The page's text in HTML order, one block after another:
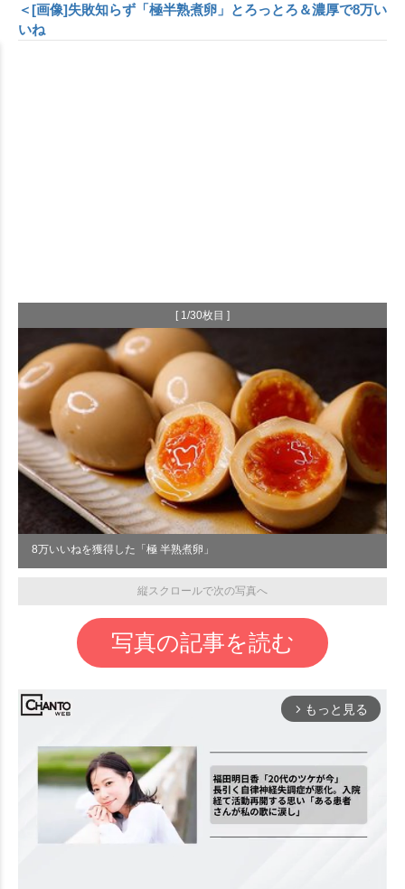
＜[画像]失敗知らず「極半熟煮卵」とろっとろ＆濃厚で8万い
いね
[ 1/30枚目 ]
8万いいねを獲得した「極 半熟煮卵」
縦スクロールで次の写真へ
写真の記事を読む
arrow_forward_ios もっと見る